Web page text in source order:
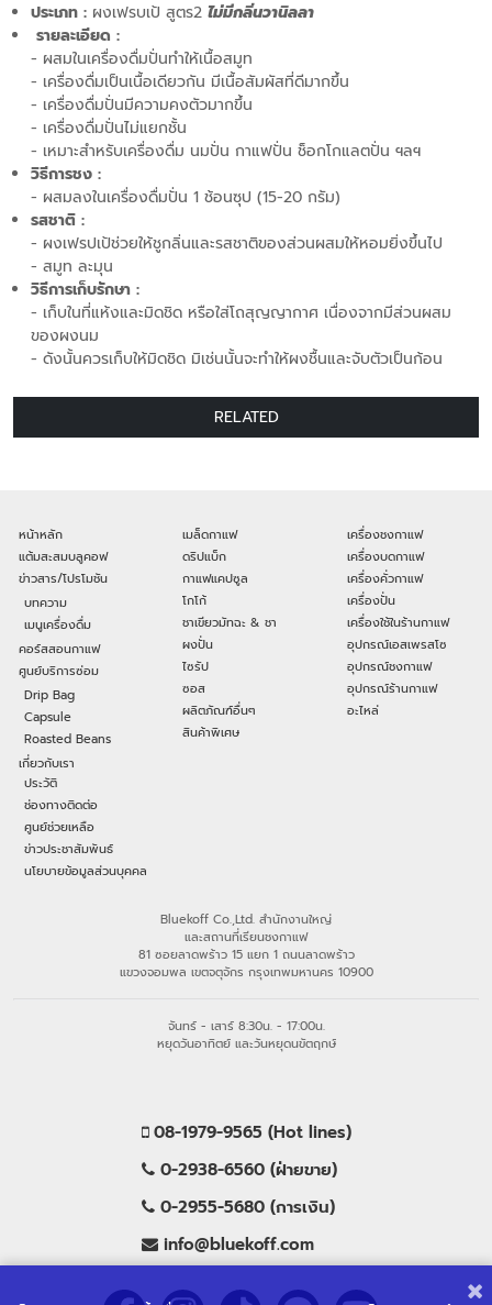
ประเภท : ผงเฟรบเป้ สูตร2 ไม่มีกลิ่นวานิลลา
รายละเอียด :
- ผสมในเครื่องดื่มปั่นทำให้เนื้อสมูท
- เครื่องดื่มเป็นเนื้อเดียวกัน มีเนื้อสัมผัสที่ดีมากขึ้น
- เครื่องดื่มปั่นมีความคงตัวมากขึ้น
- เครื่องดื่มปั่นไม่แยกชั้น
- เหมาะสำหรับเครื่องดื่ม นมปั่น กาแฟปั่น ช็อกโกแลตปั่น ฯลฯ
วิธีการชง :
- ผสมลงในเครื่องดื่มปั่น 1 ช้อนซุป (15-20 กรัม)
รสชาติ :
- ผงเฟรปเป้ช่วยให้ชูกลิ่นและรสชาติของส่วนผสมให้หอมยิ่งขึ้นไป
- สมูท ละมุน
วิธีการเก็บรักษา :
- เก็บในที่แห้งและมิดชิด หรือใส่โถสุญญากาศ เนื่องจากมีส่วนผสม
ของผงนม
- ดังนั้นควรเก็บให้มิดชิด มิเช่นนั้นจะทำให้ผงชื้นและจับตัวเป็นก้อน
RELATED
หน้าหลัก
แต้มสะสมบลูคอฟ
ข่าวสาร/โปรโมชัน
บทความ
เมนูเครื่องดื่ม
คอร์สสอนกาแฟ
ศูนย์บริการซ่อม
Drip Bag
Capsule
Roasted Beans
เกี่ยวกับเรา
ประวัติ
ช่องทางติดต่อ
ศูนย์ช่วยเหลือ
ข่าวประชาสัมพันธ์
นโยบายข้อมูลส่วนบุคคล
เมล็ดกาแฟ
ดริปแบ็ก
กาแฟแคปซูล
โกโก้
ชาเขียวมัทฉะ & ชา
ผงปั่น
ไซรัป
ซอส
ผลิตภัณฑ์อื่นๆ
สินค้าพิเศษ
เครื่องชงกาแฟ
เครื่องบดกาแฟ
เครื่องคั่วกาแฟ
เครื่องปั่น
เครื่องใช้ในร้านกาแฟ
อุปกรณ์เอสเพรสโซ
อุปกรณ์ชงกาแฟ
อุปกรณ์ร้านกาแฟ
อะไหล่
Bluekoff Co.,Ltd. สำนักงานใหญ่
และสถานที่เรียนชงกาแฟ
81 ซอยลาดพร้าว 15 แยก 1 ถนนลาดพร้าว
แขวงจอมพล เขตจตุจักร กรุงเทพมหานคร 10900
จันทร์ - เสาร์ 8:30น. - 17:00น.
หยุดวันอาทิตย์ และวันหยุดนขัตฤกษ์
08-1979-9565 (Hot lines)
0-2938-6560 (ฝ่ายขาย)
0-2955-5680 (การเงิน)
info@bluekoff.com